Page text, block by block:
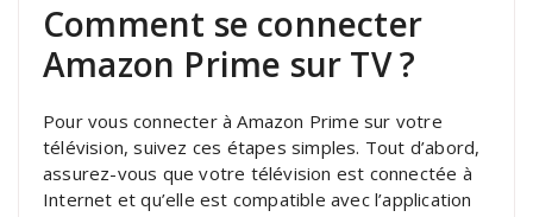
Comment se connecter
Amazon Prime sur TV ?
Pour vous connecter à Amazon Prime sur votre
télévision, suivez ces étapes simples. Tout d’abord,
assurez-vous que votre télévision est connectée à
Internet et qu’elle est compatible avec l’application